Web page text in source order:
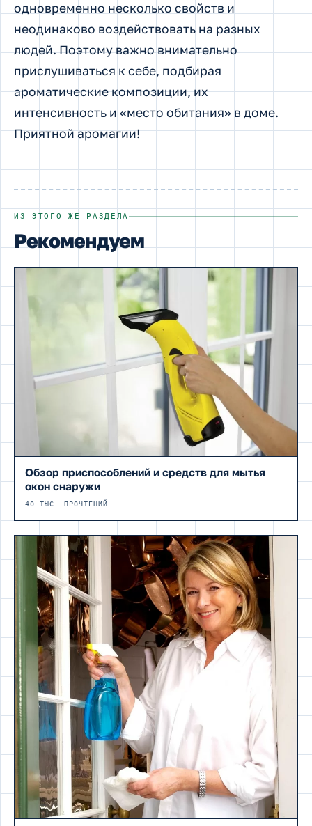
одновременно несколько свойств и
неодинаково воздействовать на разных
людей. Поэтому важно внимательно
прислушиваться к себе, подбирая
ароматические композиции, их
интенсивность и «место обитания» в доме.
Приятной аромагии!
ИЗ ЭТОГО ЖЕ РАЗДЕЛА
Рекомендуем
Обзор приспособлений и средств для мытья
окон снаружи
40 ТЫС. ПРОЧТЕНИЙ